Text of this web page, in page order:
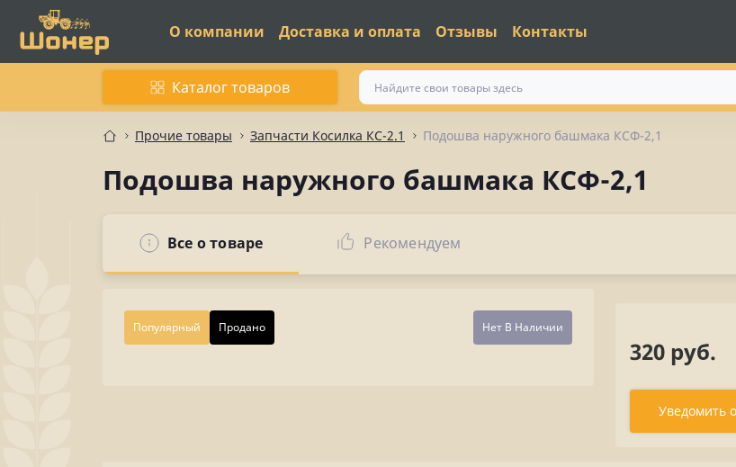
О компании Доставка и оплата Отзывы Контакты
Каталог товаров
Прочие товары Запчасти Косилка КС-2.1 Подошва наружного башмака КСФ-2,1
Подошва наружного башмака КСФ-2,1
Все о товаре Рекомендуем
Популярный Продано Нет В Наличии
320 руб.
Уведомить